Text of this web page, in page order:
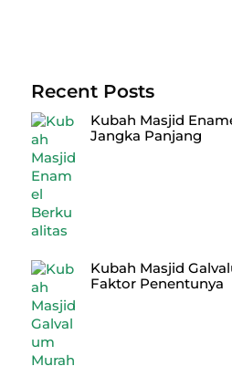
Recent Posts
Kubah Masjid
Jangka Panjang
Kubah Masjid
Faktor Penentunya